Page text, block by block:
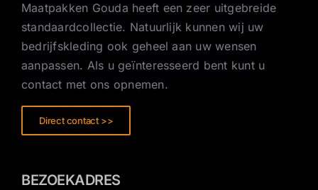
Maatpakken Gouda heeft een zeer uitgebreide
standaardcollectie. Natuurlijk kunnen wij uw
bedrijfskleding ook geheel aan uw wensen
aanpassen. Als u geïnteresseerd bent kunt u
contact met ons opnemen.
Direct contact >>
BEZOEKADRES